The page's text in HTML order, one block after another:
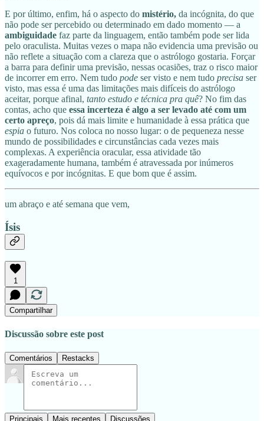
E por último, enfim, há o aspecto do mistério, da incógnita, do que
não pode ser percebido ou determinado em dado momento — a
ambiguidade faz parte da linguagem, então também pode ser lida
pelo oraculista. Muitas vezes o mapa não evidencia uma previsão ou
não reflete a situação com a clareza que o astrólogo gostaria. Forçar
a barra para definir uma previsão, nessas ocasiões, traz o risco maior
de incorrer em erro. Nem tudo pode ser visto e nem tudo precisa ser
visto, mas essa é uma das limitações mais difíceis do astrólogo
aceitar, porque afinal, tanto estudo e técnica pra quê? No fim das
contas, acho que essa incerteza é algo a ser levado até com um
certo apreço, pois dá mais limite e humanidade à essa prática que
espia o futuro. Nos coloca no nosso lugar: o de pequeneza nesse
mundo de possibilidades e circunstâncias cada vezes mais
complexas. A experiência oracular, essa atividade tão
exageradamente humana, também é atravessada por inúmeros
equívocos e por incógnitas. E que bom que é assim.
um abraço e até semana que vem,
Ísis
1
Compartilhar
Discussão sobre este post
Comentários Restacks
Principais Mais recentes Discussões